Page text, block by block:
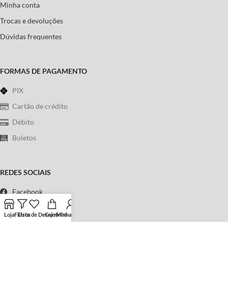
Minha conta
Trocas e devoluções
Dúvidas frequentes
FORMAS DE PAGAMENTO
PIX
Cartão de crédito
Débito
Boletos
REDES SOCIAIS
Facebook
Instagram
LojaFiltros
Lista de Desejos
CarrinhoMinha conta